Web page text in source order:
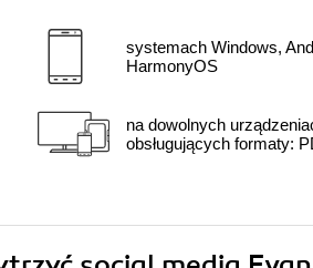
systemach Windows,
HarmonyOS
na dowolnych
obsługujących formaty: